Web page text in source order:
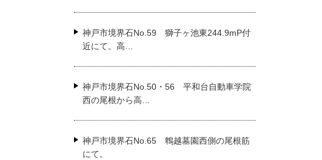
神戸市境界石No.59 獅子ヶ池東244.9mP付
近にて。高…
神戸市境界石No.50・56 平和台自動車学院
西の尾根から高…
神戸市境界石No.65 鵯越墓園西側の尾根筋
にて。